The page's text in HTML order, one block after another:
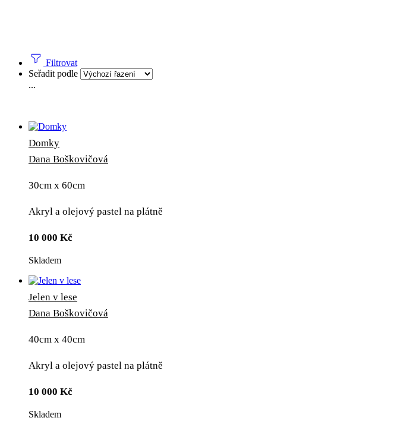
Filtrovat
Seřadit podle
...
Domky
Dana Boškovičová
30cm x 60cm
Akryl a olejový pastel na plátně
10 000 Kč
Skladem
Jelen v lese
Dana Boškovičová
40cm x 40cm
Akryl a olejový pastel na plátně
10 000 Kč
Skladem